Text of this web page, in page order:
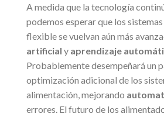
A medida que la tecnología
podemos esperar que los
flexible se vuelvan aún más
artificial y aprendizaje
Probablemente desempeñará un
optimización adicional de los
alimentación, mejorando
errores. El futuro de los